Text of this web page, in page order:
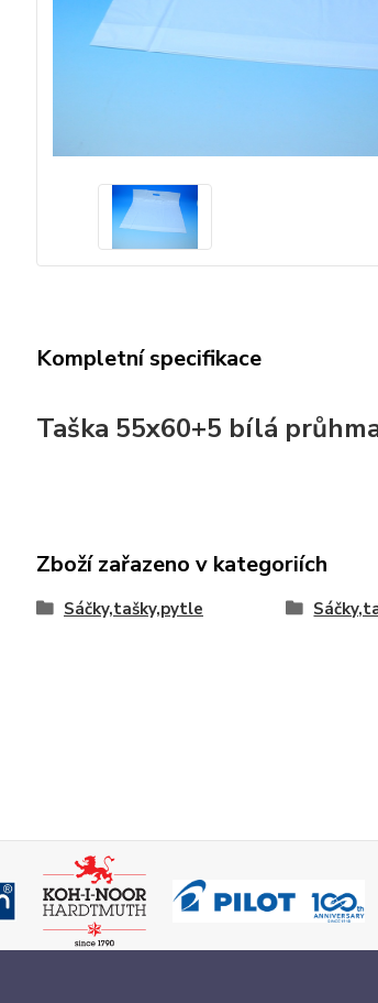
Kompletní specifikace
Taška 55x60+5 bílá
Zboží zařazeno v kategoriích
Sáčky,tašky,pytle